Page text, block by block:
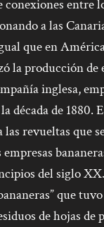
conexiones entre
a las
que en
la producción de
inglesa,
década de 1880.
revueltas que
del siglo
que
de hojas de